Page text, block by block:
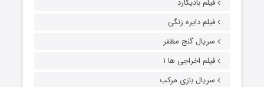
فیلم بادیگارد
فیلم دایره زنگی
سریال گنج مظفر
فیلم اخراجی ها ۱
سریال بازی مرکب